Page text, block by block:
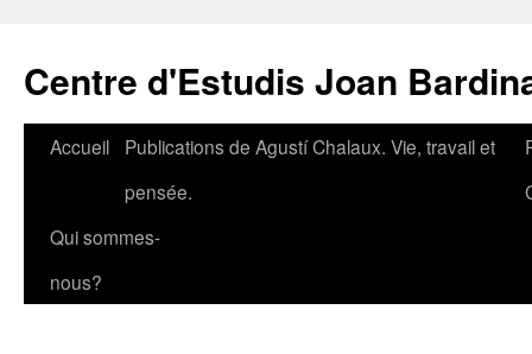
contenu
Centre d'Estudis Joan
Accueil
Publications de Agustí Chalaux. Vie, travail et
pensée.
Qui sommes-
nous?